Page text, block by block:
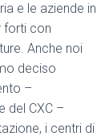
e le aziende in
forti con
Anche noi
deciso
–
del CXC –
i centri di